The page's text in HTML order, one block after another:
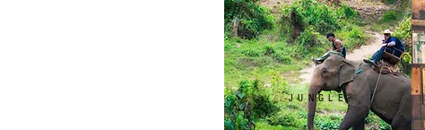
JUNGLE